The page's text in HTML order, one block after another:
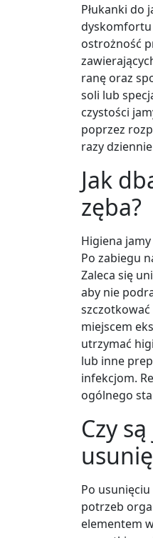
Płukanki do
dyskomfortu
ostrożność
ranę oraz
soli lub
czystości
poprzez
razy
Jak
zęba?
Higiena
Po zabiegu
Zaleca się
aby nie
miejscem
utrzymać
lub inne
infekcjom.
ogólnego
Czy
Po
potrzeb
elementem